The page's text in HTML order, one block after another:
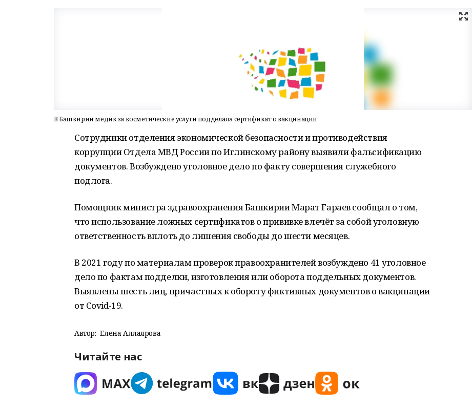
В Башкирии медик за косметические услуги подделала сертификат о вакцинации
Сотрудники отделения экономической безопасности и противодействия
коррупции Отдела МВД России по Иглинскому району выявили фальсификацию
документов. Возбуждено уголовное дело по факту совершения служебного
подлога.
Помощник министра здравоохранения Башкирии Марат Гараев сообщал о том,
что использование ложных сертификатов о прививке влечёт за собой уголовную
ответственность вплоть до лишения свободы до шести месяцев.
В 2021 году по материалам проверок правоохранителей возбуждено 41 уголовное
дело по фактам подделки, изготовления или оборота поддельных документов.
Выявлены шесть лиц, причастных к обороту фиктивных документов о вакцинации
от Covid-19.
Автор: Елена Аллаярова
Читайте нас